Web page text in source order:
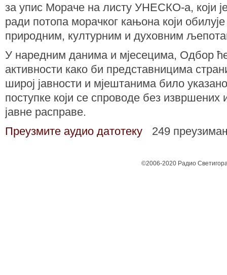
за упис Мораче на листу УНЕСКО-а, који
ради потопа морачког кањона који
природним, културним и духовним
У наредним данима и мјесецима, Одбор
активности како би представницима
широј јавности и мјештанима било
поступке који се спроводе без
јавне расправе.
Преузмите аудио датотеку
249
©2006-2020 Радио